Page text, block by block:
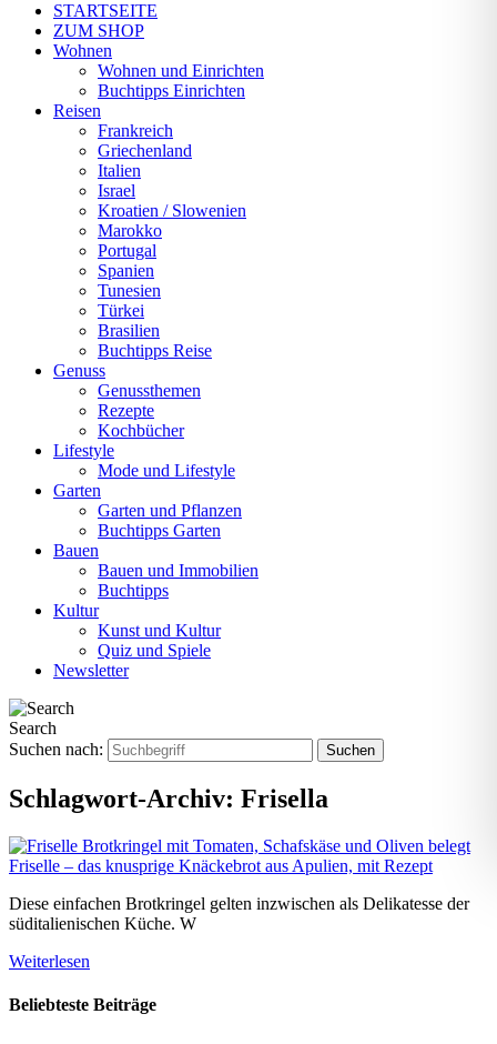
STARTSEITE
ZUM SHOP
Wohnen
Wohnen und Einrichten
Buchtipps Einrichten
Reisen
Frankreich
Griechenland
Italien
Israel
Kroatien / Slowenien
Marokko
Portugal
Spanien
Tunesien
Türkei
Brasilien
Buchtipps Reise
Genuss
Genussthemen
Rezepte
Kochbücher
Lifestyle
Mode und Lifestyle
Garten
Garten und Pflanzen
Buchtipps Garten
Bauen
Bauen und Immobilien
Buchtipps
Kultur
Kunst und Kultur
Quiz und Spiele
Newsletter
Search
Suchen nach:
Schlagwort-Archiv: Frisella
Friselle – das knusprige Knäckebrot aus Apulien, mit Rezept
Diese einfachen Brotkringel gelten inzwischen als Delikatesse der
süditalienischen Küche. W
Weiterlesen
Beliebteste Beiträge